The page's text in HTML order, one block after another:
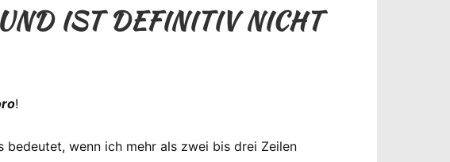
IST DEFINITIV NICHT
!
wenn ich mehr als zwei bis drei Zeilen